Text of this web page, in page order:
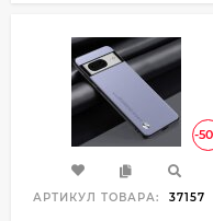
-
АРТИКУЛ ТОВАРА: 37157